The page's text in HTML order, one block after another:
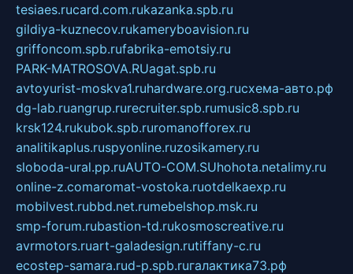
tesiaes.rucard.com.rukazanka.spb.ru
gildiya-kuznecov.rukameryboavision.ru
griffoncom.spb.rufabrika-emotsiy.ru
PARK-MATROSOVA.RUagat.spb.ru
avtoyurist-moskva1.ruhardware.org.ruсхема-авто.рф
dg-lab.ruangrup.rurecruiter.spb.rumusic8.spb.ru
krsk124.rukubok.spb.ruromanofforex.ru
analitikaplus.ruspyonline.ruzosikamery.ru
sloboda-ural.pp.ruAUTO-COM.SUhohota.netalimy.ru
online-z.comaromat-vostoka.ruotdelkaexp.ru
mobilvest.rubbd.net.rumebelshop.msk.ru
smp-forum.rubastion-td.rukosmoscreative.ru
avrmotors.ruart-galadesign.rutiffany-c.ru
ecostep-samara.rud-p.spb.ruгалактика73.рф